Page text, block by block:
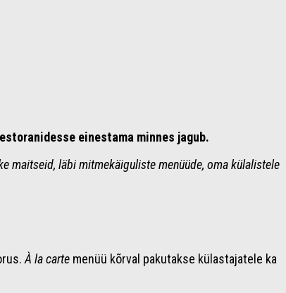
einestama minnes jagub.
maitseid, läbi mitmekäiguliste menüüde, oma külalistele
À la carte menüü kõrval pakutakse külastajatele ka